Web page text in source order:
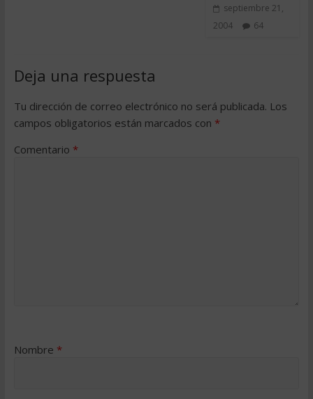
septiembre 21,
2004
64
Deja una respuesta
Tu dirección de correo electrónico no será publicada. Los
campos obligatorios están marcados con *
Comentario *
Nombre *